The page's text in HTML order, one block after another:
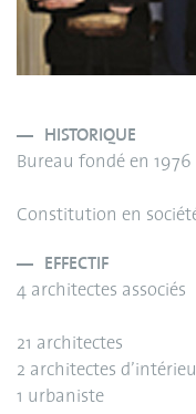
HISTORIQUE
Bureau fondé en 1976
Constitution en
EFFECTIF
4 architectes associés
21 architectes
2 architectes
1 urbaniste